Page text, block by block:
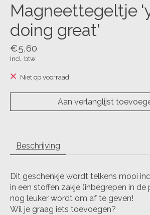
Magneettegeltje
doing great'
€5,60
Incl. btw
Niet op voorraad
Aan verlanglijst
Beschrijving
Dit geschenkje wordt telkens mooi
in een stoffen zakje (inbegrepen in de
nog leuker wordt om af te geven!
Wil je graag iets toevoegen?